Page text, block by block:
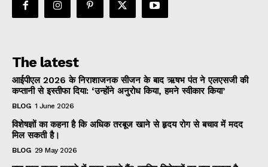
The latest
आईपीएल 2026 के निराशाजनक सीजन के बाद ऋषभ पंत ने एलएसजी की
कप्तानी से इस्तीफा दिया: ‘उन्होंने अनुरोध किया, हमने स्वीकार किया’
BLOG 1 June 2026
विशेषज्ञों का कहना है कि अधिक तरबूज खाने से हृदय रोग से बचाव में मदद
मिल सकती है।
BLOG 29 May 2026